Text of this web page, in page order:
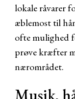
lokale råvarer
æblemost til
ofte mulighed
prøve kræfter
nærområdet.